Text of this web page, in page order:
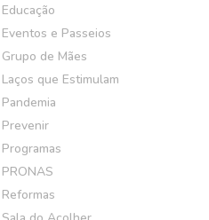
Educação
Eventos e Passeios
Grupo de Mães
Laços que Estimulam
Pandemia
Prevenir
Programas
PRONAS
Reformas